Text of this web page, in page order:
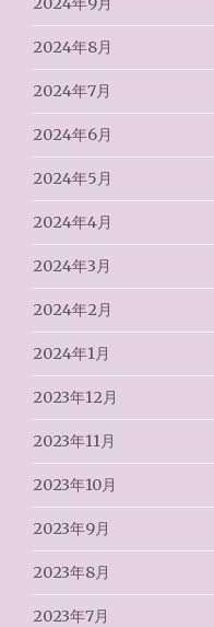
2024年8月
2024年7月
2024年6月
2024年5月
2024年4月
2024年3月
2024年2月
2024年1月
2023年12月
2023年11月
2023年10月
2023年9月
2023年8月
2023年7月